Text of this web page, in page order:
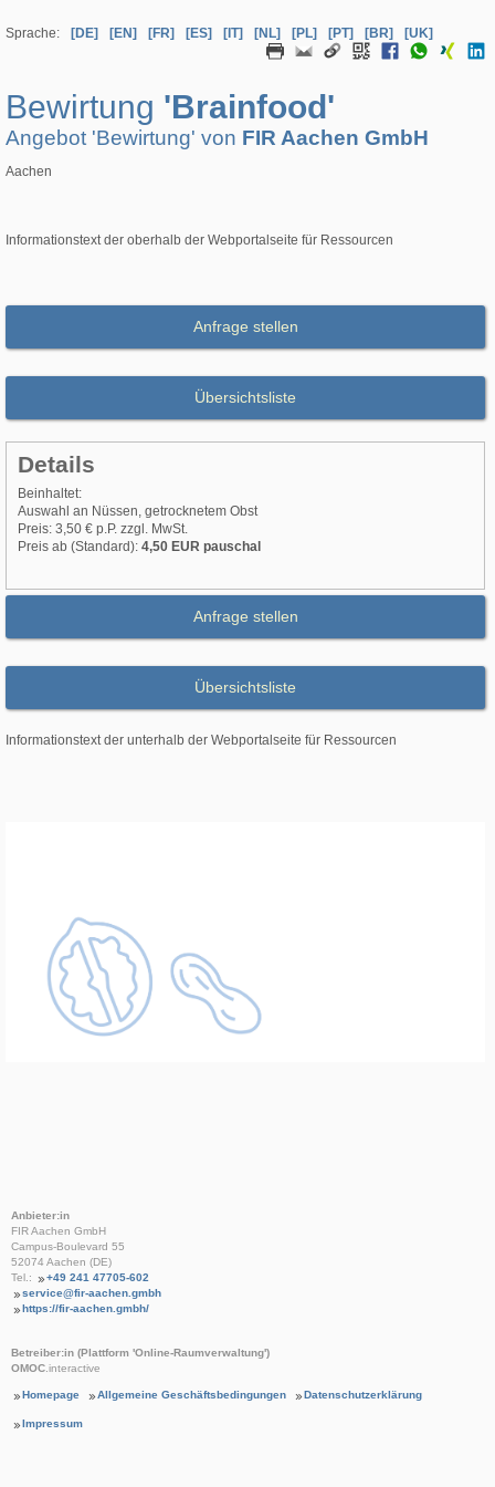
Sprache: [DE] [EN] [FR] [ES] [IT] [NL] [PL] [PT] [BR] [UK]
Bewirtung 'Brainfood'
Angebot 'Bewirtung' von FIR Aachen GmbH
Aachen
Informationstext der oberhalb der Webportalseite für Ressourcen
Anfrage stellen
Übersichtsliste
Details
Beinhaltet:
Auswahl an Nüssen, getrocknetem Obst
Preis: 3,50 € p.P. zzgl. MwSt.
Preis ab (Standard): 4,50 EUR pauschal
Anfrage stellen
Übersichtsliste
Informationstext der unterhalb der Webportalseite für Ressourcen
Anbieter:in
FIR Aachen GmbH
Campus-Boulevard 55
52074 Aachen (DE)
Tel.:
+49 241 47705-602
service@fir-aachen.gmbh
https://fir-aachen.gmbh/
Betreiber:in (Plattform 'Online-Raumverwaltung')
OMOC.interactive
Homepage Allgemeine Geschäftsbedingungen Datenschutzerklärung
Impressum